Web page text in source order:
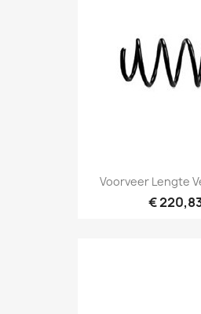
Voorveer Lengte
€